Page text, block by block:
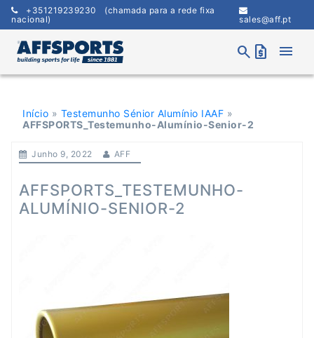
Skip
content
+351219239230 (chamada para a rede fixa
nacional)
sales@aff.pt
search request_quote menu
Início » Testemunho Sénior Alumínio IAAF »
AFFSPORTS_Testemunho-Alumínio-Senior-2
Junho 9, 2022 AFF
AFFSPORTS_TESTEMUNHO-
ALUMÍNIO-SENIOR-2